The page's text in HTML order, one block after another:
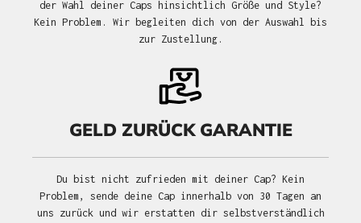
der Wahl deiner Caps hinsichtlich Größe und Style?
Kein Problem. Wir begleiten dich von der Auswahl bis
zur Zustellung.
GELD ZURÜCK GARANTIE
Du bist nicht zufrieden mit deiner Cap? Kein
Problem, sende deine Cap innerhalb von 30 Tagen an
uns zurück und wir erstatten dir selbstverständlich